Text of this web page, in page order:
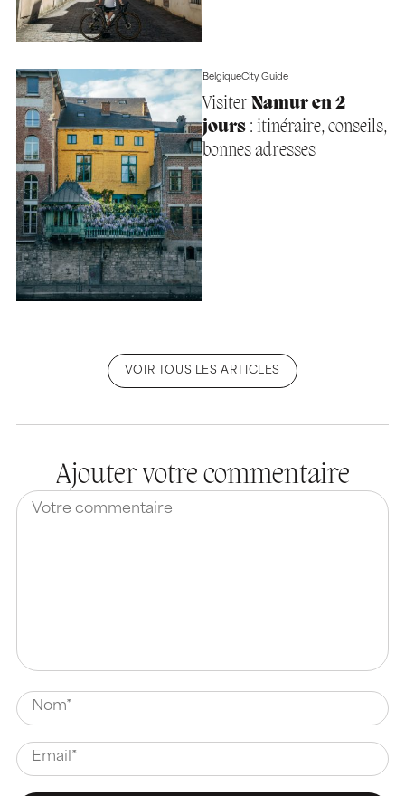
BelgiqueCity Guide
Visiter Namur en 2
jours: itinéraire, conseils,
bonnes adresses
VOIR TOUS LES ARTICLES
Ajouter votre commentaire